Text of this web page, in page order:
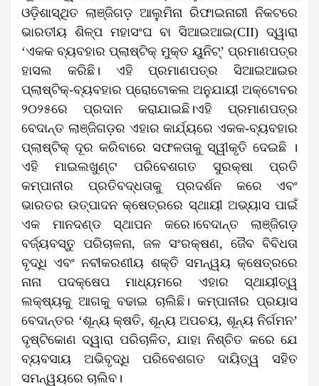
ଓଡ଼ିଶାସ୍ଥିତ ଲାଞ୍ଜିଗଡ଼ ଆଲୁମିନା ରିଫାଇନାରୀ ନିକଟରେ
ଭାରତୀୟ ଶିଳ୍ପ ମହାସଂଘ ବା ସିଆଇଆଇ(CII) ଦ୍ୱାରା
‘ଏକକ ବ୍ୟବହାର ପ୍ଲାଷ୍ଟିକ୍ ମୁକ୍ତ ୟୁନିଟ୍’ ପ୍ରମାଣପତ୍ର
ହାସଲ କରିଛି। ଏହି ପ୍ରମାଣପତ୍ର ସିଆଇଆଇର
ପ୍ଲାଷ୍ଟିକ୍-ବ୍ୟବହାର ପ୍ରୋଟୋକଲ ଅନୁଯାୟୀ ଅକ୍ଟୋବର
୨୦୨୫ରେ ପ୍ରଦାନ କରାଯାଇଛି।ଏହି ପ୍ରମାଣପତ୍ର
ବେଦାନ୍ତ ଲାଞ୍ଜିଗଡ଼ର ଏହାର କାର୍ଯ୍ୟରେ ଏକକ-ବ୍ୟବହାର
ପ୍ଲାଷ୍ଟିକ୍ ଦୂର କରିବାରେ ସଫଳତାକୁ ସ୍ୱୀକୃତି ଦେଇଛି ।
ଏହି ମାଇଲଖୁଣ୍ଟ ପରିବେଶଗତ ସୁରକ୍ଷା ପ୍ରତି
କମ୍ପାନୀର ପ୍ରତିବଦ୍ଧତାକୁ ପ୍ରଦର୍ଶନ କରେ ଏବଂ
ଭାରତର ଉତ୍ପାଦନ କ୍ଷେତ୍ରରେ ସ୍ଥାୟୀ ଅଭ୍ୟାସ ପାଇଁ
ଏକ ମାନଦଣ୍ଡ ସ୍ଥାପନ କରେ।ବେଦାନ୍ତ ଲାଞ୍ଜିଗଡ଼
ବର୍ଜ୍ୟବସ୍ତୁ ପରିଚାଳନା, ଜଳ ସଂରକ୍ଷଣ, ଜୈବ ବିବିଧତା
ବୃଦ୍ଧି ଏବଂ ନବୀକରଣୀୟ ଶକ୍ତି ସମନ୍ୱୟ କ୍ଷେତ୍ରରେ
ନାନା ପଦକ୍ଷେପ ମାଧ୍ୟମରେ ଏହାର ସ୍ଥାୟୀତ୍ୱ
ଲକ୍ଷ୍ୟକୁ ଆଗକୁ ବଢାଇ ଚାଲିଛି। କମ୍ପାନୀର ପ୍ରୟାସ
ବେଦାନ୍ତର ‘ଶୂନ୍ୟ କ୍ଷତି, ଶୂନ୍ୟ ଅପଚୟ, ଶୂନ୍ୟ ନିର୍ଗମନ’
ଦୃଷ୍ଟିକୋଣ ଦ୍ୱାରା ପରିଚାଳିତ, ଯାହା ନିଶ୍ଚିତ କରେ ଯେ
ବ୍ୟବସାୟ ଅଭିବୃଦ୍ଧି ପରିବେଶଗତ ଦାୟିତ୍ୱ ସହିତ
ସମନ୍ୱୟରେ ଚାଲିବ।